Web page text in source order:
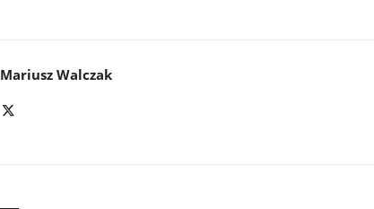
Mariusz Walczak